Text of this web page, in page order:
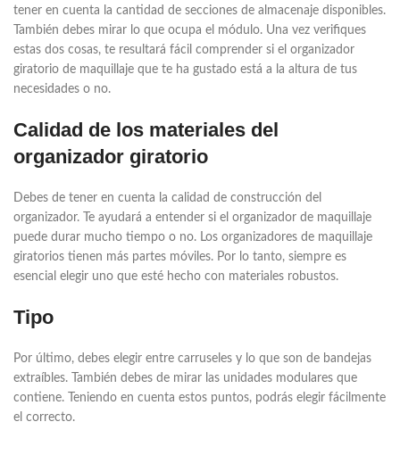
tener en cuenta la cantidad de secciones de almacenaje disponibles.
También debes mirar lo que ocupa el módulo. Una vez verifiques
estas dos cosas, te resultará fácil comprender si el organizador
giratorio de maquillaje que te ha gustado está a la altura de tus
necesidades o no.
Calidad de los materiales del
organizador giratorio
Debes de tener en cuenta la calidad de construcción del
organizador. Te ayudará a entender si el organizador de maquillaje
puede durar mucho tiempo o no. Los organizadores de maquillaje
giratorios tienen más partes móviles. Por lo tanto, siempre es
esencial elegir uno que esté hecho con materiales robustos.
Tipo
Por último, debes elegir entre carruseles y lo que son de bandejas
extraíbles. También debes de mirar las unidades modulares que
contiene. Teniendo en cuenta estos puntos, podrás elegir fácilmente
el correcto.